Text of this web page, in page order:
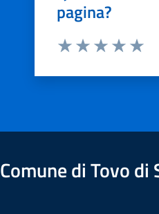
pagina?
Comune di Tovo di